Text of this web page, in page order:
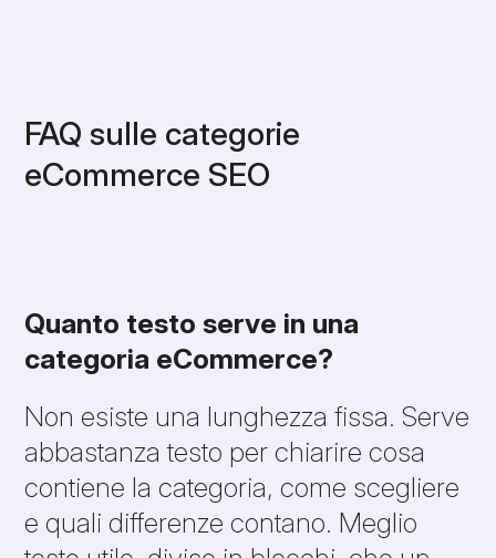
FAQ sulle categorie
eCommerce SEO
Quanto testo serve in una
categoria eCommerce?
Non esiste una lunghezza fissa. Serve
abbastanza testo per chiarire cosa
contiene la categoria, come scegliere
e quali differenze contano. Meglio